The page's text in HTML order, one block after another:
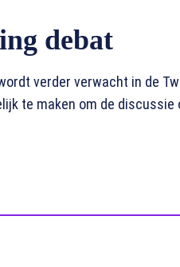
debat
verder verwacht in de
te maken om de